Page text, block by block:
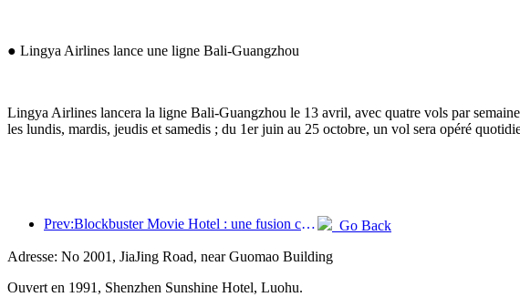
● Lingya Airlines lance une ligne Bali-Guangzhou
Lingya Airlines lancera la ligne Bali-Guangzhou le 13 avril, avec quatre vols par
les lundis, mardis, jeudis et samedis ; du 1er juin au 25 octobre, un vol sera opéré
Prev:Blockbuster Movie Hotel : une fusion créative de la culture cinématographique et de l'expérience d'hébergement
Go Back
Adresse: No 2001, JiaJing Road, near Guomao Building
Ouvert en 1991, Shenzhen Sunshine Hotel, Luohu.